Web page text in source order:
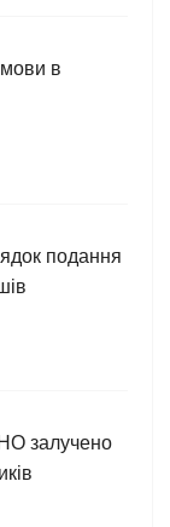
в
подання
залучено